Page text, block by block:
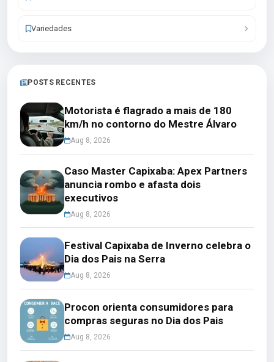
Variedades
POSTS RECENTES
Motorista é flagrado a mais de 180
km/h no contorno do Mestre Álvaro
Aug 8, 2026
Caso Master Capixaba: Apex Partners
anuncia rombo e afasta dois
executivos
Aug 8, 2026
Festival Capixaba de Inverno celebra o
Dia dos Pais na Serra
Aug 8, 2026
Procon orienta consumidores para
compras seguras no Dia dos Pais
Aug 8, 2026